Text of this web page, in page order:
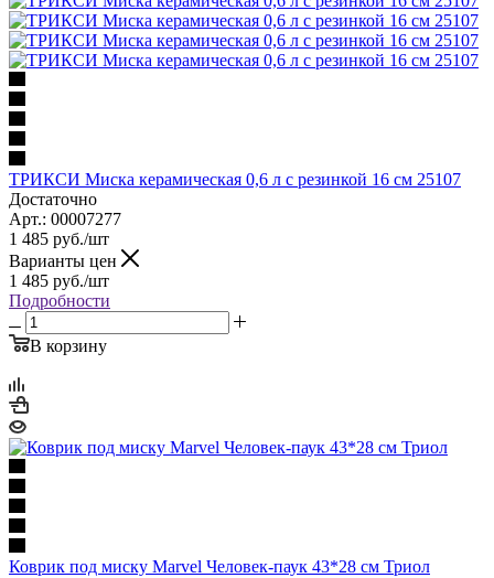
ТРИКСИ Миска керамическая 0,6 л с резинкой 16 см 25107
Достаточно
Арт.: 00007277
1 485 руб./шт
Варианты цен
1 485 руб./шт
Подробности
В корзину
Коврик под миску Marvel Человек-паук 43*28 см Триол